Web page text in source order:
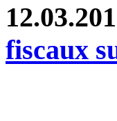
fiscaux